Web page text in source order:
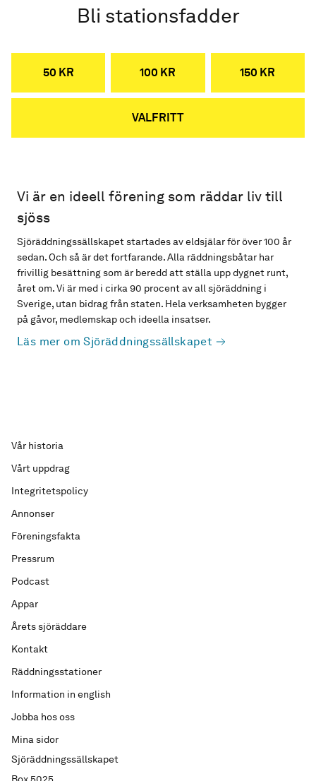
Bli stationsfadder
50 KR 100 KR 150 KR
VALFRITT
Vi är en ideell förening som räddar liv till
sjöss
Sjöräddningssällskapet startades av eldsjälar för över 100 år
sedan. Och så är det fortfarande. Alla räddningsbåtar har
frivillig besättning som är beredd att ställa upp dygnet runt,
året om. Vi är med i cirka 90 procent av all sjöräddning i
Sverige, utan bidrag från staten. Hela verksamheten bygger
på gåvor, medlemskap och ideella insatser.
Läs mer om Sjöräddningssällskapet
Sjöräddningssällskapet
Vår historia
Vårt uppdrag
Integritetspolicy
Annonser
Föreningsfakta
Pressrum
Podcast
Appar
Årets sjöräddare
Kontakt
Räddningsstationer
Information in english
Jobba hos oss
Mina sidor